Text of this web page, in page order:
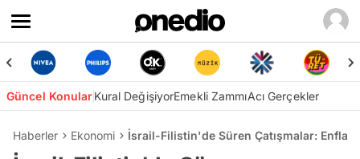
Güncel KonularKural DeğişiyorEmekli ZammıAcı Gerçekler
Haberler Ekonomi İsrail-Filistin'de Süren Çatışmalar: